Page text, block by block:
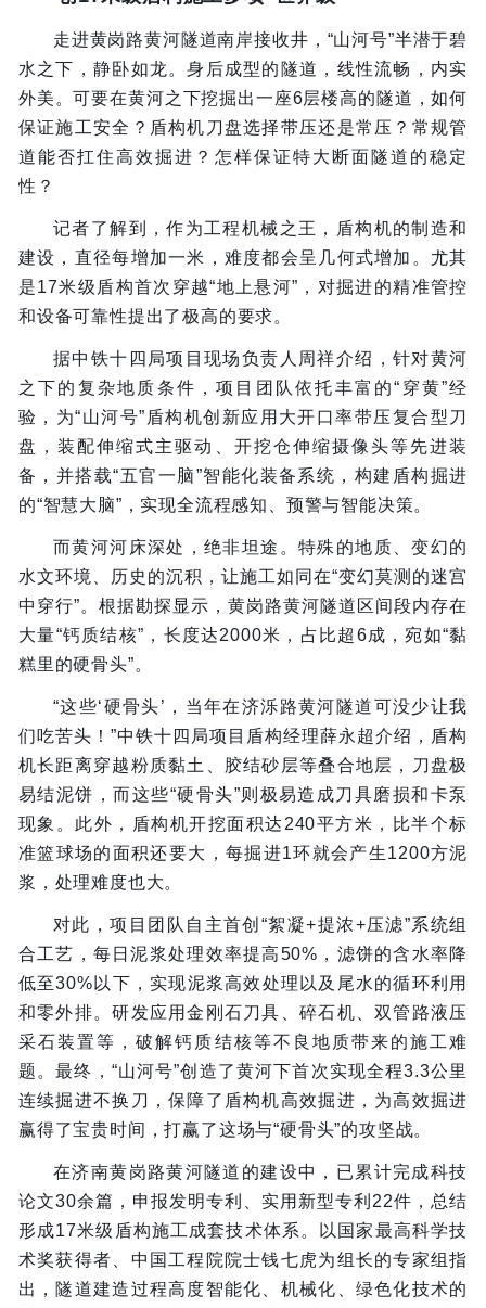
走进黄岗路黄河隧道南岸接收井，“山河号”半潜于碧
水之下，静卧如龙。身后成型的隧道，线性流畅，内实
外美。可要在黄河之下挖掘出一座6层楼高的隧道，如何
保证施工安全？盾构机刀盘选择带压还是常压？常规管
道能否扛住高效掘进？怎样保证特大断面隧道的稳定
性？
记者了解到，作为工程机械之王，盾构机的制造和
建设，直径每增加一米，难度都会呈几何式增加。尤其
是17米级盾构首次穿越“地上悬河”，对掘进的精准管控
和设备可靠性提出了极高的要求。
据中铁十四局项目现场负责人周祥介绍，针对黄河
之下的复杂地质条件，项目团队依托丰富的“穿黄”经
验，为“山河号”盾构机创新应用大开口率带压复合型刀
盘，装配伸缩式主驱动、开挖仓伸缩摄像头等先进装
备，并搭载“五官一脑”智能化装备系统，构建盾构掘进
的“智慧大脑”，实现全流程感知、预警与智能决策。
而黄河河床深处，绝非坦途。特殊的地质、变幻的
水文环境、历史的沉积，让施工如同在“变幻莫测的迷宫
中穿行”。根据勘探显示，黄岗路黄河隧道区间段内存在
大量“钙质结核”，长度达2000米，占比超6成，宛如“黏
糕里的硬骨头”。
“这些‘硬骨头’，当年在济泺路黄河隧道可没少让我
们吃苦头！”中铁十四局项目盾构经理薛永超介绍，盾构
机长距离穿越粉质黏土、胶结砂层等叠合地层，刀盘极
易结泥饼，而这些“硬骨头”则极易造成刀具磨损和卡泵
现象。此外，盾构机开挖面积达240平方米，比半个标
准篮球场的面积还要大，每掘进1环就会产生1200方泥
浆，处理难度也大。
对此，项目团队自主首创“絮凝+提浓+压滤”系统组
合工艺，每日泥浆处理效率提高50%，滤饼的含水率降
低至30%以下，实现泥浆高效处理以及尾水的循环利用
和零外排。研发应用金刚石刀具、碎石机、双管路液压
采石装置等，破解钙质结核等不良地质带来的施工难
题。最终，“山河号”创造了黄河下首次实现全程3.3公里
连续掘进不换刀，保障了盾构机高效掘进，为高效掘进
赢得了宝贵时间，打赢了这场与“硬骨头”的攻坚战。
在济南黄岗路黄河隧道的建设中，已累计完成科技
论文30余篇，申报发明专利、实用新型专利22件，总结
形成17米级盾构施工成套技术体系。以国家最高科学技
术奖获得者、中国工程院院士钱七虎为组长的专家组指
出，隧道建造过程高度智能化、机械化、绿色化技术的